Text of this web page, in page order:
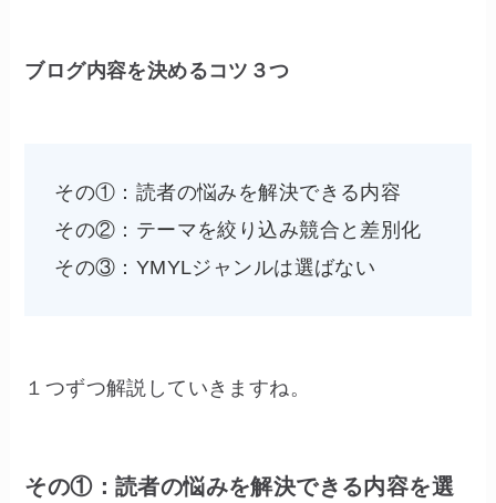
ブログ内容を決めるコツ３つ
その①：読者の悩みを解決できる内容
その②：テーマを絞り込み競合と差別化
その③：YMYLジャンルは選ばない
１つずつ解説していきますね。
その①：読者の悩みを解決できる内容を選